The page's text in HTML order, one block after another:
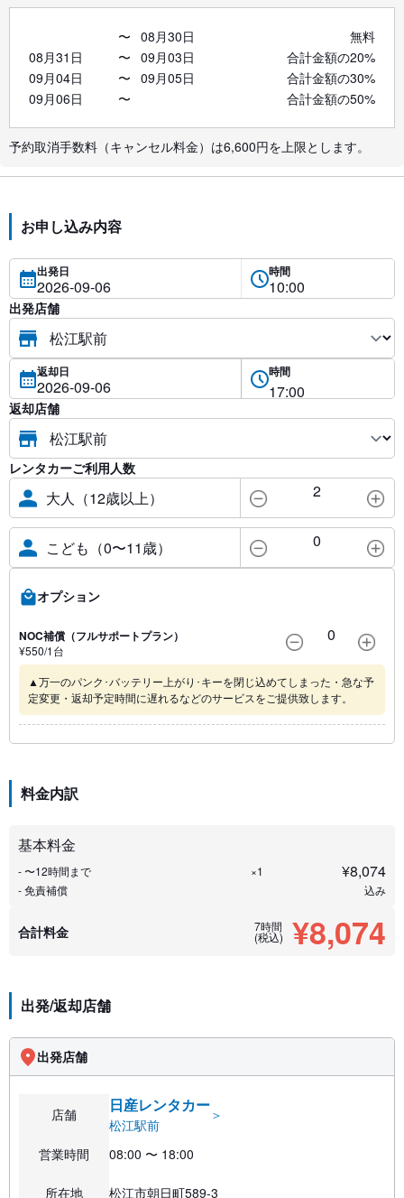
〜 08月30日
無料
08月31日
〜 09月03日
合計金額の20%
09月04日
〜 09月05日
合計金額の30%
09月06日
〜 合計金額の50%
予約取消手数料（キャンセル料金）は6,600円を上限とします。
お申し込み内容
出発日 時間
出発店舗
返却日 時間
返却店舗
レンタカーご利用人数
大人（12歳以上） 2
こども（0〜11歳） 0
オプション
NOC補償（フルサポートプラン）
¥550/1台
0
▲万一のパンク･バッテリー上がり･キーを閉じ込めてしまった・急な予
定変更・返却予定時間に遅れるなどのサービスをご提供致します。
料金内訳
基本料金
- 〜12時間まで ×1 ¥8,074
- 免責補償 込み
合計料金 7時間
(税込) ¥8,074
出発/返却店舗
出発店舗
店舗 日産レンタカー
松江駅前
＞
営業時間 08:00 〜 18:00
所在地 松江市朝日町589-3